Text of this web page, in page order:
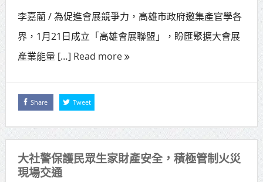
李嘉藺 / 為促進會展競爭力，高雄市政府邀集產官學各
界，1月21日成立「高雄會展聯盟」，盼匯聚擴大會展
產業能量 […] Read more
Share Tweet
大社警保護民眾生家財產安全，積極管制火災
現場交通